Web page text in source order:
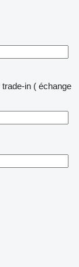
trade-in ( échange